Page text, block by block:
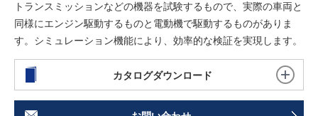
トランスミッションなどの機器を試験するもので、実際の車両と
同様にエンジン駆動するものと電動機で駆動するものがありま
す。シミュレーション機能により、効率的な検証を実現します。
カタログダウンロード